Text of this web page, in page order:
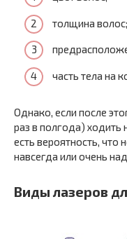
толщина волос;
часть тела на
Однако, если после
раз в полгода) ходить
есть вероятность,
навсегда или очень
Виды лазеров